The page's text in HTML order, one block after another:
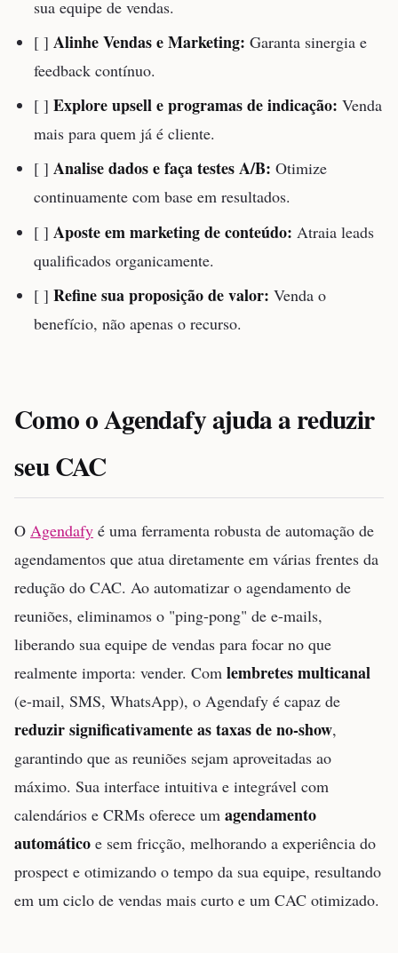
sua equipe de vendas.
[ ]Alinhe Vendas e Marketing: Garanta sinergia e
feedback contínuo.
[ ]Explore upsell e programas de indicação: Venda
mais para quem já é cliente.
[ ]Analise dados e faça testes A/B: Otimize
continuamente com base em resultados.
[ ] Aposte em marketing de conteúdo: Atraia leads
qualificados organicamente.
[ ]Refine sua proposição de valor: Venda o
benefício, não apenas o recurso.
Como o Agendafy ajuda a reduzir
seu CAC
O Agendafy é uma ferramenta robusta de automação de
agendamentos que atua diretamente em várias frentes da
redução do CAC. Ao automatizar o agendamento de
reuniões, eliminamos o "ping-pong" de e-mails,
liberando sua equipe de vendas para focar no que
realmente importa: vender. Com lembretes multicanal
(e-mail, SMS, WhatsApp), o Agendafy é capaz de
reduzir significativamente as taxas de no-show,
garantindo que as reuniões sejam aproveitadas ao
máximo. Sua interface intuitiva e integrável com
calendários e CRMs oferece um agendamento
automático e sem fricção, melhorando a experiência do
prospect e otimizando o tempo da sua equipe, resultando
em um ciclo de vendas mais curto e um CAC otimizado.